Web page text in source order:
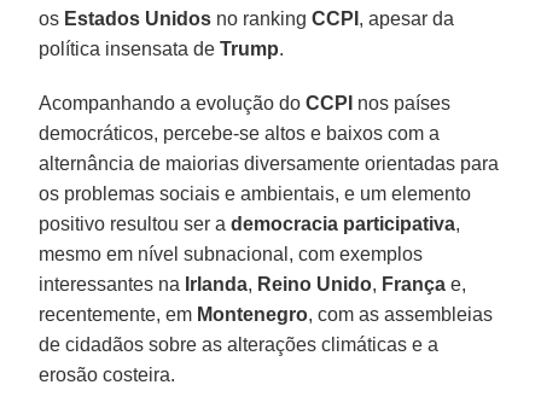
os Estados Unidos no rankingCCPI , apesar da
política insensata deTrump.
Acompanhando a evolução doCCPI nos países
democráticos, percebe-se altos e baixos com a
alternância de maiorias diversamente orientadas para
os problemas sociais e ambientais, e um elemento
positivo resultou ser ademocracia participativa,
mesmo em nível subnacional, com exemplos
interessantes na Irlanda, Reino Unido, França e,
recentemente, em Montenegro, com as assembleias
de cidadãos sobre as alterações climáticas e a
erosão costeira.